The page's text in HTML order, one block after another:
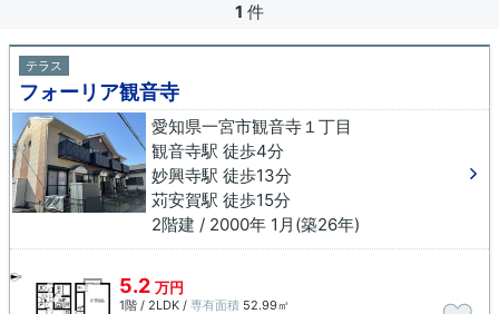
1 件
テラス
フォーリア観音寺
愛知県一宮市観音寺１丁目
観音寺駅 徒歩4分
妙興寺駅 徒歩13分
苅安賀駅 徒歩15分
2階建 / 2000年 1月(築26年)
5.2 万円
1階 / 2LDK / 専有面積 52.99㎡